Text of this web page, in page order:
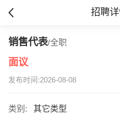
招聘
销售代表/全职
面议
发布时间:2026-08-08
类别:
其它类型